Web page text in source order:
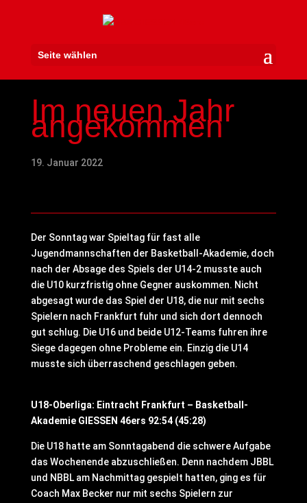
Seite wählen
Im neuen Jahr
angekommen
19. Januar 2022
Der Sonntag war Spieltag für fast alle
Jugendmannschaften der Basketball-Akademie, doch
nach der Absage des Spiels der U14-2 musste auch
die U10 kurzfristig ohne Gegner auskommen. Nicht
abgesagt wurde das Spiel der U18, die nur mit sechs
Spielern nach Frankfurt fuhr und sich dort dennoch
gut schlug. Die U16 und beide U12-Teams fuhren ihre
Siege dagegen ohne Probleme ein. Einzig die U14
musste sich überraschend geschlagen geben.
U18-Oberliga: Eintracht Frankfurt – Basketball-
Akademie GIESSEN 46ers 92:54 (45:28)
Die U18 hatte am Sonntagabend die schwere Aufgabe
das Wochenende abzuschließen. Denn nachdem JBBL
und NBBL am Nachmittag gespielt hatten, ging es für
Coach Max Becker nur mit sechs Spielern zur